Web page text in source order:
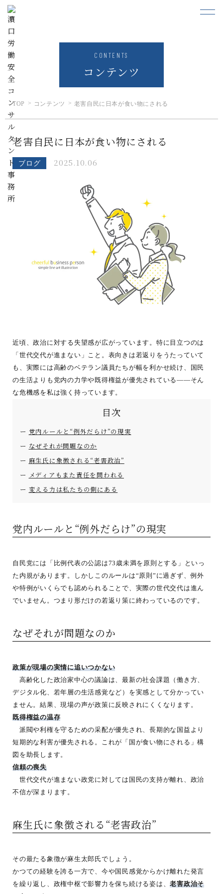
CONTENTS
コンテンツ
TOP コンテンツ 老害自民に日本が食い物にされる
老害自民に日本が食い物にされる
ブログ 2025.10.06
近頃、政治に対する失望感が広がっています。特に目立つのは
「世代交代が進まない」こと。表向きは若返りをうたっていて
も、実際には高齢のベテラン議員たちが幅を利かせ続け、国民
の生活よりも党内の力学や既得権益が優先されている――そん
な危機感を私は強く持っています。
目次
党内ルールと“例外だらけ”の現実
なぜそれが問題なのか
麻生氏に象徴される“老害政治”
メディアもまた責任を問われる
変える力は私たちの側にある
党内ルールと“例外だらけ”の現実
自民党には「比例代表の公認は73歳未満を原則とする」といっ
た内規があります。しかしこのルールは“原則”に過ぎず、例外
や特例がいくらでも認められることで、実際の世代交代は進ん
でいません。つまり形だけの若返り策に終わっているのです。
なぜそれが問題なのか
政策が現場の実情に追いつかない
高齢化した政治家中心の議論は、最新の社会課題（働き方、
デジタル化、若年層の生活感覚など）を実感として分かってい
ません。結果、現場の声が政策に反映されにくくなります。
既得権益の温存
派閥や利権を守るための采配が優先され、長期的な国益より
短期的な利害が優先される。これが「国が食い物にされる」構
図を助長します。
信頼の喪失
世代交代が進まない政党に対しては国民の支持が離れ、政治
不信が深まります。
麻生氏に象徴される“老害政治”
その最たる象徴が麻生太郎氏でしょう。
かつての経験を誇る一方で、今や国民感覚からかけ離れた発言
を繰り返し、政権中枢で影響力を保ち続ける姿は、老害政治そ